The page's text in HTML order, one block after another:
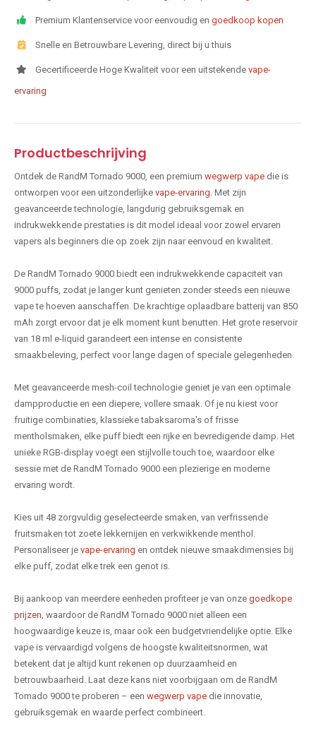
Premium Klantenservice voor eenvoudig en goedkoop kopen
Snelle en Betrouwbare Levering, direct bij u thuis
Gecertificeerde Hoge Kwaliteit voor een uitstekende vape-
ervaring
Productbeschrijving
Ontdek de RandM Tornado 9000, een premium wegwerp vape die is
ontworpen voor een uitzonderlijke vape-ervaring . Met zijn
geavanceerde technologie, langdurig gebruiksgemak en
indrukwekkende prestaties is dit model ideaal voor zowel ervaren
vapers als beginners die op zoek zijn naar eenvoud en kwaliteit.
De RandM Tornado 9000 biedt een indrukwekkende capaciteit van
9000 puffs, zodat je langer kunt genieten zonder steeds een nieuwe
vape te hoeven aanschaffen. De krachtige oplaadbare batterij van 850
mAh zorgt ervoor dat je elk moment kunt benutten. Het grote reservoir
van 18 ml e-liquid garandeert een intense en consistente
smaakbeleving, perfect voor lange dagen of speciale gelegenheden.
Met geavanceerde mesh-coil technologie geniet je van een optimale
dampproductie en een diepere, vollere smaak. Of je nu kiest voor
fruitige combinaties, klassieke tabaksaroma's of frisse
mentholsmaken, elke puff biedt een rijke en bevredigende damp. Het
unieke RGB-display voegt een stijlvolle touch toe, waardoor elke
sessie met de RandM Tornado 9000 een plezierige en moderne
ervaring wordt.
Kies uit 48 zorgvuldig geselecteerde smaken, van verfrissende
fruitsmaken tot zoete lekkernijen en verkwikkende menthol.
Personaliseer je vape-ervaring en ontdek nieuwe smaakdimensies bij
elke puff, zodat elke trek een genot is.
Bij aankoop van meerdere eenheden profiteer je van onze goedkope
prijzen , waardoor de RandM Tornado 9000 niet alleen een
hoogwaardige keuze is, maar ook een budgetvriendelijke optie. Elke
vape is vervaardigd volgens de hoogste kwaliteitsnormen, wat
betekent dat je altijd kunt rekenen op duurzaamheid en
betrouwbaarheid. Laat deze kans niet voorbijgaan om de RandM
Tornado 9000 te proberen – een wegwerp vape die innovatie,
gebruiksgemak en waarde perfect combineert.